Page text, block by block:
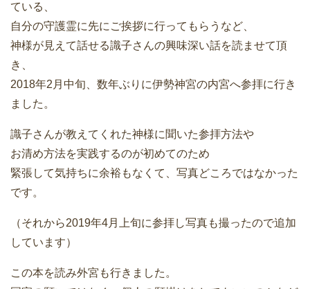
ている、
自分の守護霊に先にご挨拶に行ってもらうなど、
神様が見えて話せる識子さんの興味深い話を読ませて頂
き、
2018年2月中旬、数年ぶりに伊勢神宮の内宮へ参拝に行き
ました。
識子さんが教えてくれた神様に聞いた参拝方法や
お清め方法を実践するのが初めてのため
緊張して気持ちに余裕もなくて、写真どころではなかった
です。
（それから2019年4月上旬に参拝し写真も撮ったので追加
しています）
この本を読み外宮も行きました。